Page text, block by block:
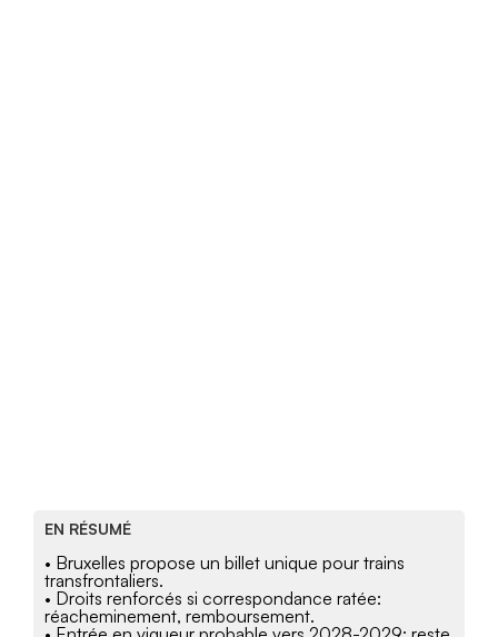
EN RÉSUMÉ
• Bruxelles propose un billet unique pour trains
transfrontaliers.
• Droits renforcés si correspondance ratée:
réacheminement, remboursement.